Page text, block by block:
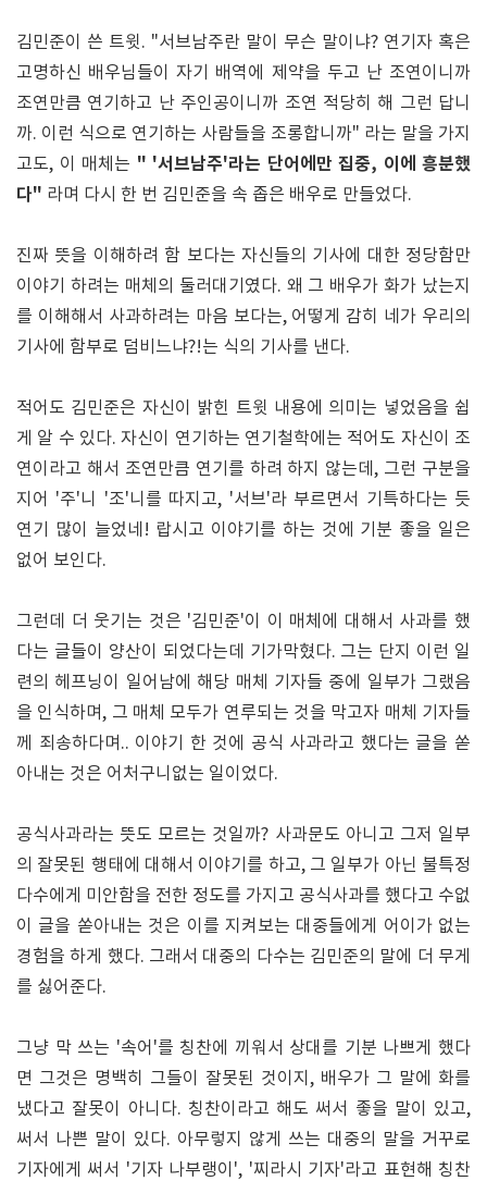
김민준이 쓴 트윗. "서브남주란 말이 무슨 말이냐? 연기자 혹은
고명하신 배우님들이 자기 배역에 제약을 두고 난 조연이니까
조연만큼 연기하고 난 주인공이니까 조연 적당히 해 그런 답니
까. 이런 식으로 연기하는 사람들을 조롱합니까" 라는 말을 가지
고도, 이 매체는 " '서브남주'라는 단어에만 집중, 이에 흥분했
다" 라며 다시 한 번 김민준을 속 좁은 배우로 만들었다.
진짜 뜻을 이해하려 함 보다는 자신들의 기사에 대한 정당함만
이야기 하려는 매체의 둘러대기였다. 왜 그 배우가 화가 났는지
를 이해해서 사과하려는 마음 보다는, 어떻게 감히 네가 우리의
기사에 함부로 덤비느냐?!는 식의 기사를 낸다.
적어도 김민준은 자신이 밝힌 트윗 내용에 의미는 넣었음을 쉽
게 알 수 있다. 자신이 연기하는 연기철학에는 적어도 자신이 조
연이라고 해서 조연만큼 연기를 하려 하지 않는데, 그런 구분을
지어 '주'니 '조'니를 따지고, '서브'라 부르면서 기특하다는 듯
연기 많이 늘었네! 랍시고 이야기를 하는 것에 기분 좋을 일은
없어 보인다.
그런데 더 웃기는 것은 '김민준'이 이 매체에 대해서 사과를 했
다는 글들이 양산이 되었다는데 기가막혔다. 그는 단지 이런 일
련의 헤프닝이 일어남에 해당 매체 기자들 중에 일부가 그랬음
을 인식하며, 그 매체 모두가 연루되는 것을 막고자 매체 기자들
께 죄송하다며.. 이야기 한 것에 공식 사과라고 했다는 글을 쏟
아내는 것은 어처구니없는 일이었다.
공식사과라는 뜻도 모르는 것일까? 사과문도 아니고 그저 일부
의 잘못된 행태에 대해서 이야기를 하고, 그 일부가 아닌 불특정
다수에게 미안함을 전한 정도를 가지고 공식사과를 했다고 수없
이 글을 쏟아내는 것은 이를 지켜보는 대중들에게 어이가 없는
경험을 하게 했다. 그래서 대중의 다수는 김민준의 말에 더 무게
를 싫어준다.
그냥 막 쓰는 '속어'를 칭찬에 끼워서 상대를 기분 나쁘게 했다
면 그것은 명백히 그들이 잘못된 것이지, 배우가 그 말에 화를
냈다고 잘못이 아니다. 칭찬이라고 해도 써서 좋을 말이 있고,
써서 나쁜 말이 있다. 아무렇지 않게 쓰는 대중의 말을 거꾸로
기자에게 써서 '기자 나부랭이', '찌라시 기자'라고 표현해 칭찬